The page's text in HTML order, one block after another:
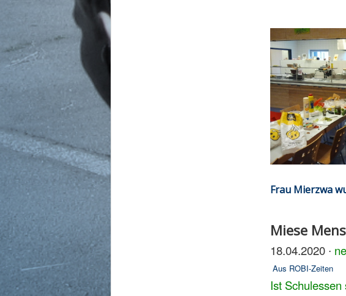
Frau Mierzwa
Miese
18.04.2020 ∙
Aus ROBI-Zeiten
Ist